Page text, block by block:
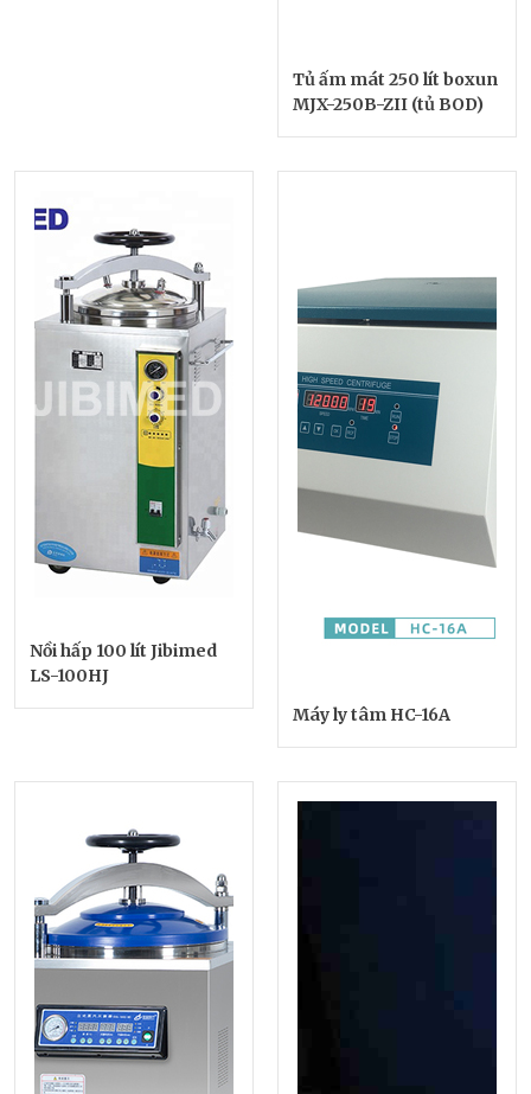
Tủ ấm mát 250 lít boxun
MJX-250B-ZII (tủ BOD)
Nồi hấp 100 lít Jibimed
LS-100HJ
Máy ly tâm HC-16A